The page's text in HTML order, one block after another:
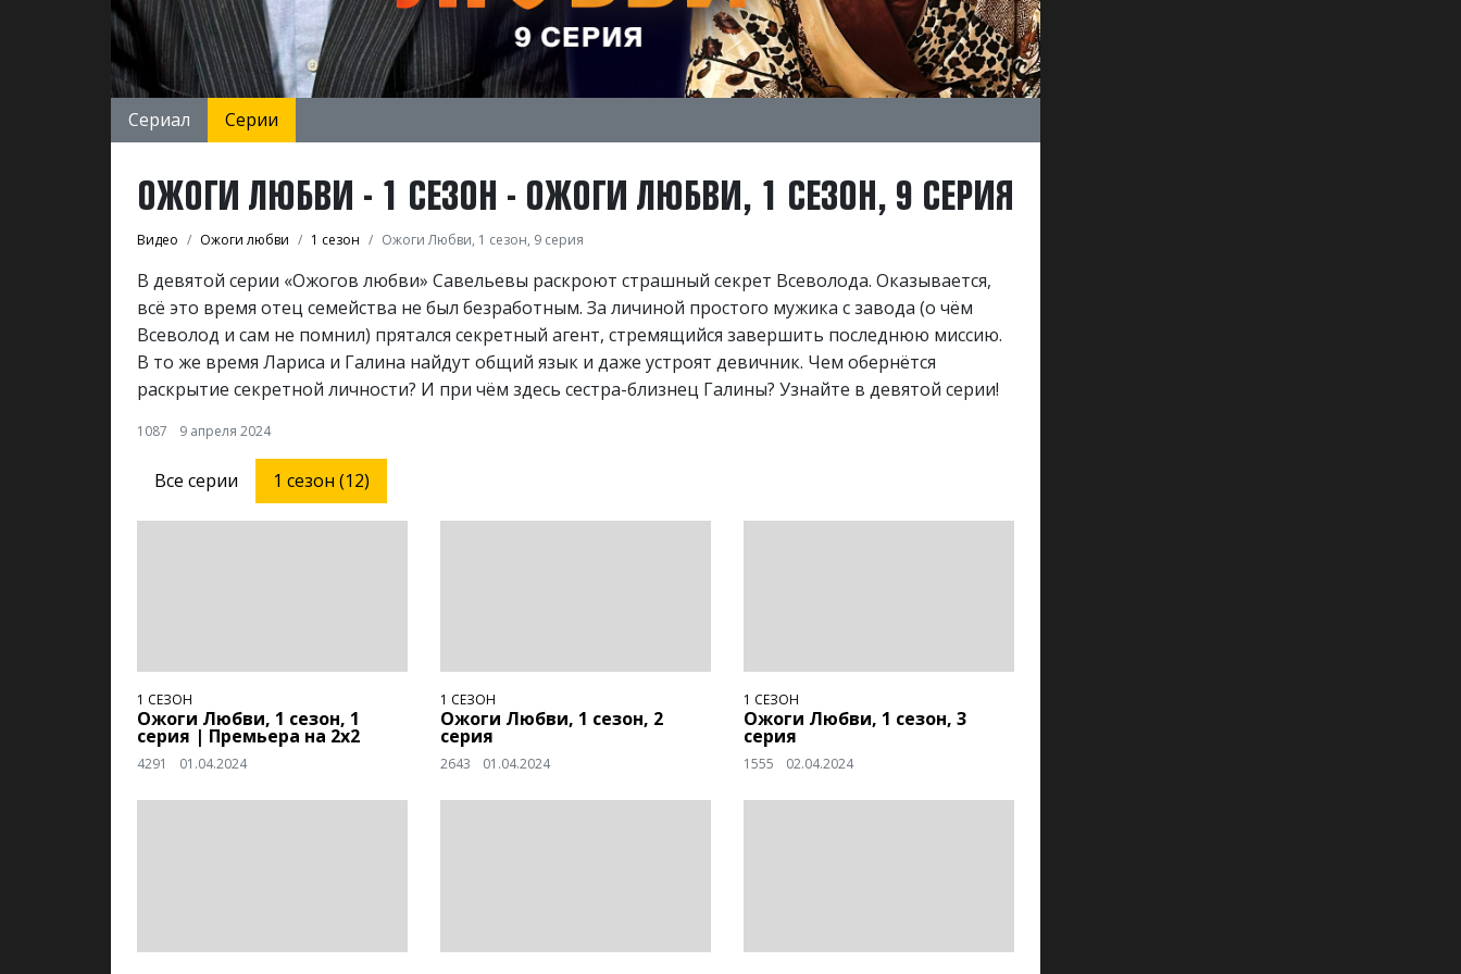
Сериал Серии
ОЖОГИ ЛЮБВИ - 1 СЕЗОН - ОЖОГИ ЛЮБВИ, 1 СЕЗОН, 9 СЕРИЯ
Видео Ожоги любви 1 сезон Ожоги Любви, 1 сезон, 9 серия
В девятой серии «Ожогов любви» Савельевы раскроют страшный секрет Всеволода. Оказывается,
всё это время отец семейства не был безработным. За личиной простого мужика с завода (о чём
Всеволод и сам не помнил) прятался секретный агент, стремящийся завершить последнюю миссию.
В то же время Лариса и Галина найдут общий язык и даже устроят девичник. Чем обернётся
раскрытие секретной личности? И при чём здесь сестра-близнец Галины? Узнайте в девятой серии!
1087 9 апреля 2024
Все серии 1 сезон (12)
1 СЕЗОН
Ожоги Любви, 1 сезон, 1
серия | Премьера на 2х2
4291 01.04.2024
1 СЕЗОН
Ожоги Любви, 1 сезон, 2
серия
2643 01.04.2024
1 СЕЗОН
Ожоги Любви, 1 сезон, 3
серия
1555 02.04.2024